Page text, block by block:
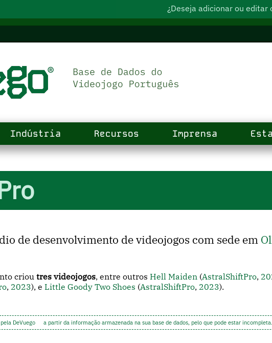
¿Deseja adicionar ou editar
Indústria Recursos Imprensa
de desenvolvimento de videojogos com sede em
crioutres videojogos, entre outrosHell Maiden (AstralShiftPro,
, 2023), eLittle Goody Two Shoes (AstralShiftPro, 2023).
DeVuego a partir da informação armazenada na sua base de dados, pelo que pode estar incompleta.